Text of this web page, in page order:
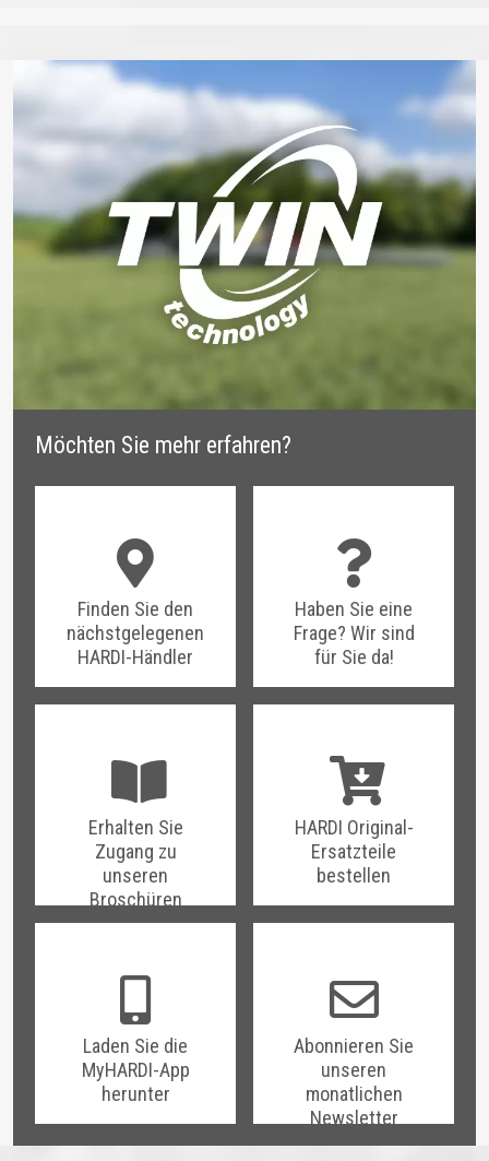
Möchten Sie mehr erfahren?
Finden Sie den
nächstgelegenen
HARDI-Händler
Haben Sie eine
Frage? Wir sind
für Sie da!
Erhalten Sie
Zugang zu
unseren
Broschüren
HARDI Original-
Ersatzteile
bestellen
Laden Sie die
MyHARDI-App
herunter
Abonnieren Sie
unseren
monatlichen
Newsletter